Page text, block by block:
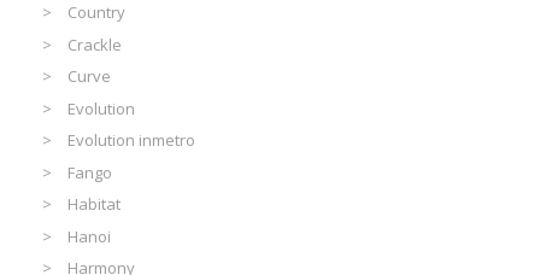
Country
Crackle
Curve
Evolution
Evolution inmetro
Fango
Habitat
Hanoi
Harmony